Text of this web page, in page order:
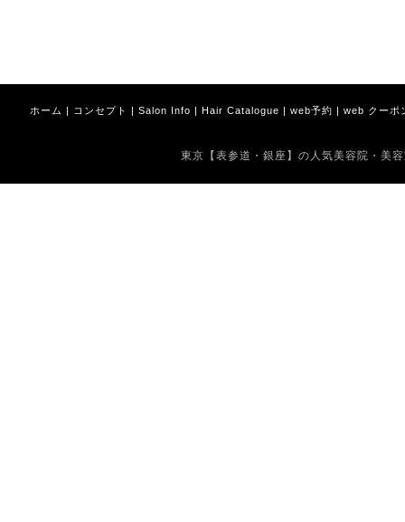
ホーム | コンセプト | Salon Info | Hair Catalogue | web予約 | web クーポ
東京【表参道・銀座】の人気美容院・